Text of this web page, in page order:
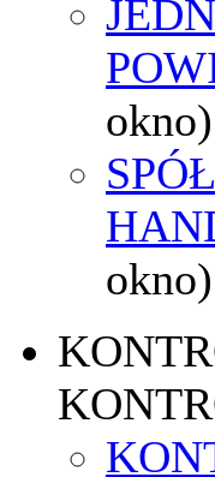
okno)
okno)